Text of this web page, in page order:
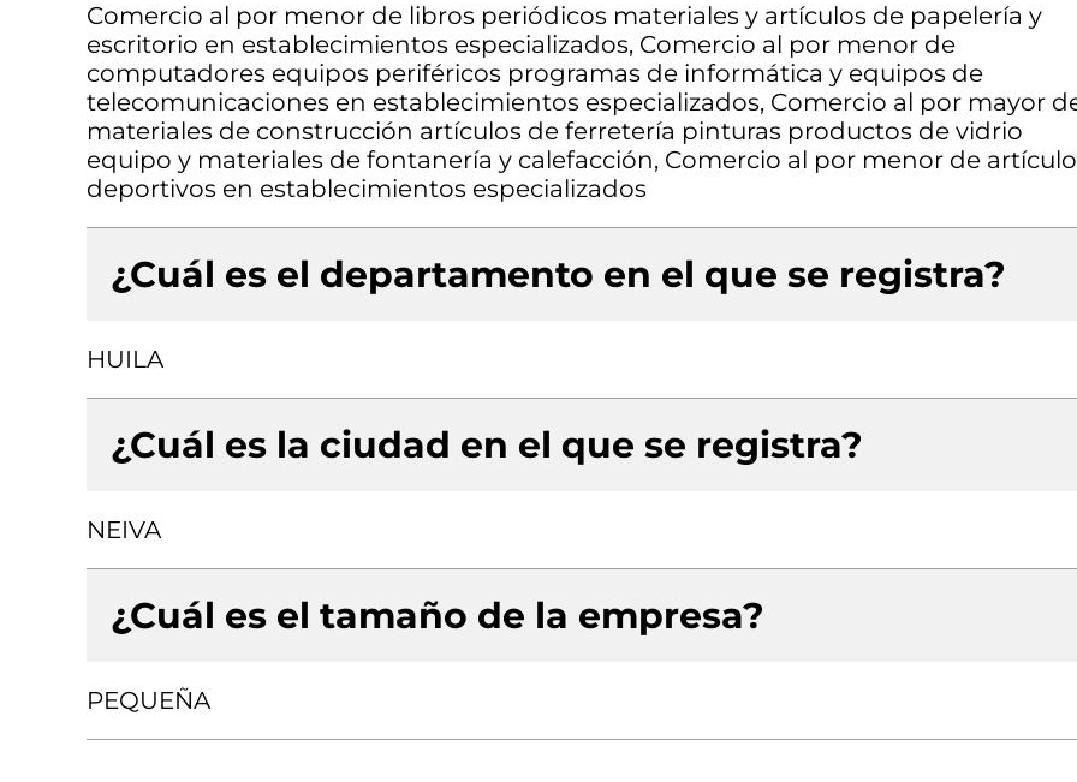
Comercio al por menor de libros periódicos materiales y artículos de papelería y
escritorio en establecimientos especializados, Comercio al por menor de
computadores equipos periféricos programas de informática y equipos de
telecomunicaciones en establecimientos especializados, Comercio al por mayor
materiales de construcción artículos de ferretería pinturas productos de vidrio
equipo y materiales de fontanería y calefacción, Comercio al por menor de
deportivos en establecimientos especializados
¿Cuál es el departamento en el que se registra?
HUILA
¿Cuál es la ciudad en el que se registra?
NEIVA
¿Cuál es el tamaño de la empresa?
PEQUEÑA